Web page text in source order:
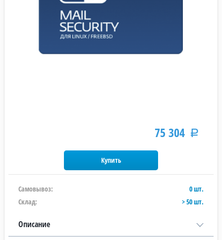
75 304 Р
Самовывоз:
0 шт.
Склад:
> 50 шт.
Описание